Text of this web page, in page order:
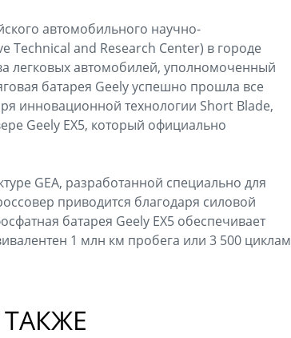
автомобильного научно-
Technical and Research Center) в городе
легковых автомобилей, уполномоченный
батарея Geely успешно прошла все
инновационной технологии Short Blade,
Geely EX5, который официально
GEA, разработанной специально для
приводится благодаря силовой
батарея Geely EX5 обеспечивает
1 млн км пробега или 3 500 циклам